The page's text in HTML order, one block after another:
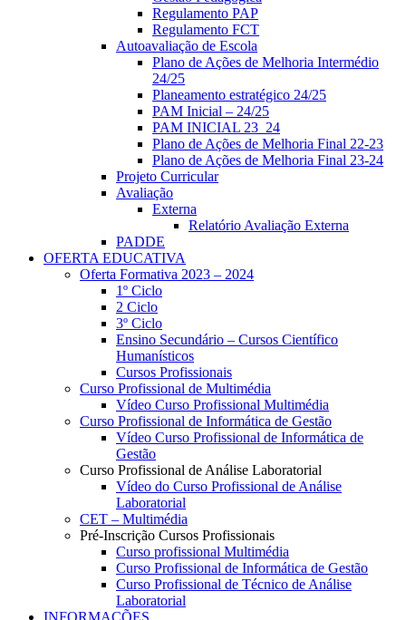
Regulamento PAP
Regulamento FCT
Autoavaliação de Escola
Plano de Ações de Melhoria Intermédio
24/25
Planeamento estratégico 24/25
PAM Inicial – 24/25
PAM INICIAL 23_24
Plano de Ações de Melhoria Final 22-23
Plano de Ações de Melhoria Final 23-24
Projeto Curricular
Avaliação
Externa
Relatório Avaliação Externa
PADDE
OFERTA EDUCATIVA
Oferta Formativa 2023 – 2024
1º Ciclo
2 Ciclo
3º Ciclo
Ensino Secundário – Cursos Científico
Humanísticos
Cursos Profissionais
Curso Profissional de Multimédia
Vídeo Curso Profissional Multimédia
Curso Profissional de Informática de Gestão
Vídeo Curso Profissional de Informática de
Gestão
Curso Profissional de Análise Laboratorial
Vídeo do Curso Profissional de Análise
Laboratorial
CET – Multimédia
Pré-Inscrição Cursos Profissionais
Curso profissional Multimédia
Curso Profissional de Informática de Gestão
Curso Profissional de Técnico de Análise
Laboratorial